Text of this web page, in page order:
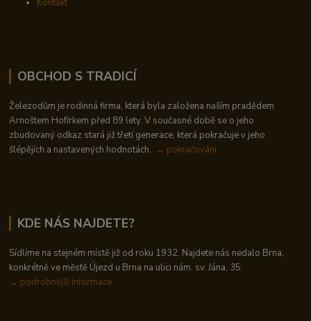
Kontakt
OBCHOD S TRADICÍ
Železodům je rodinná firma, která byla založena naším pradědem
Arnoštem Hofírkem před 89 lety. V současné době se o jeho
zbudovaný odkaz stará již třetí generace, která pokračuje v jeho
šlépějích a nastavených hodnotách.. → pokračování
KDE NÁS NAJDETE?
Sídlíme na stejném místě již od roku 1932. Najdete nás nedalo Brna,
konkrétně ve městě Újezd u Brna na ulici nám. sv. Jána, 35.
→ podrobnější informace